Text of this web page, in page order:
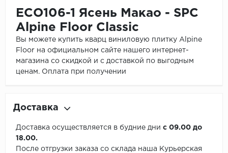
ECO106-1 Ясень Макао - SPC
Alpine Floor Classic
Вы можете купить кварц виниловую плитку Alpine
Floor на официальном сайте нашего интернет-
магазина со скидкой и с доставкой по выгодным
ценам. Оплата при получении
Доставка
Доставка осуществляется в будние дни с 09.00 до
18.00.
После отгрузки заказа со склада наша Курьерская